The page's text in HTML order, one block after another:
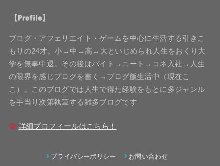
【Profile】
ブログ・アフェリエイト・ゲームを中心に生活する引きこ
もりの24才。小→中→高→大といじめられ人生をおくり大
学を無事中退。その後はバイト→ニート→コネ入社→人生
の限界を感じブログを書く→ブログ飯生活中（現在こ
こ）。このブログでは人生で得た経験をもとに多ジャンル
を手当り次第執筆する雑多ブログです
詳細プロフィールはこちら！
プライバシーポリシー お問い合わせ